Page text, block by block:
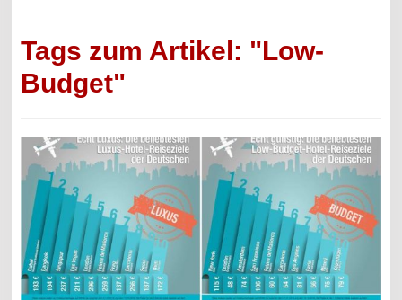
Tags zum Artikel: "Low-
Budget"